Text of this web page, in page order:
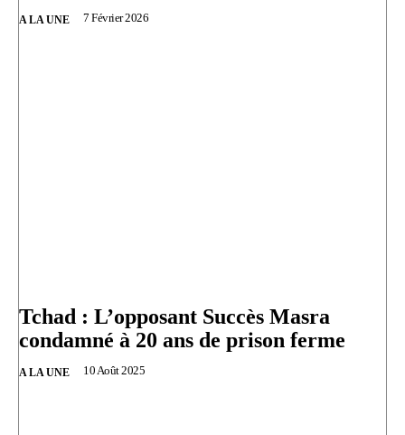
A LA UNE 7 Février 2026
Tchad : L’opposant Succès Masra
condamné à 20 ans de prison ferme
A LA UNE 10 Août 2025